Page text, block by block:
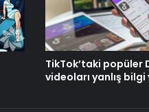
TikTok’taki popüler
videoları yanlış bilgi